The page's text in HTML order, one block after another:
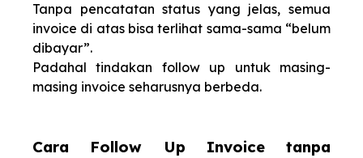
Tanpa pencatatan status yang jelas, semua
invoice di atas bisa terlihat sama-sama “belum
dibayar”.
Padahal tindakan follow up untuk masing-
masing invoice seharusnya berbeda.
Cara Follow Up Invoice tanpa